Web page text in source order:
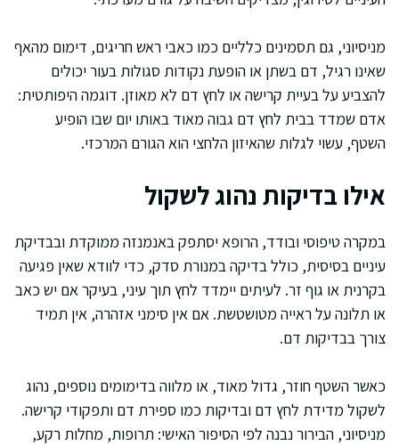
מניסיוני, גם תסמינים כלליים כמו כאבי ראש חריגים, דימום מהאף
שאינו רגיל, דם בשתן או הופעת נקודות סגולות בעור יכולים
להצביע על בעיית קרישה או לחץ דם לא מאוזן. דוגמה היפותטית:
אדם שמדד בבית לחץ דם גבוה מאוד באותו יום שבו הופיע
השטף, עשוי לגלות שהאיזון הלחצי הוא הגורם המרכזי.
אילו בדיקות נהוג לשקול
במקרה טיפוסי ובודד, הרופא יסתפק באנמנזה ממוקדת ובבדיקת
עיניים בסיסית, כולל בדיקה במנורת סדק, כדי לוודא שאין פגיעה
בקרנית או גוף זר. לעיתים יימדד לחץ תוך עיני, בעיקר אם יש כאב
או תלונה על ראייה מטושטשת. אם אין סימני אזהרה, אין תמיד
צורך בבדיקות דם.
כאשר השטף חוזר, גדול מאוד, או מלווה בדימומים נוספים, נהוג
לשקול מדידת לחץ דם ובדיקות כמו ספירת דם ותפקודי קרישה.
מניסיוני, הבירור נבנה לפי הסיפור האישי: תרופות, מחלות רקע,